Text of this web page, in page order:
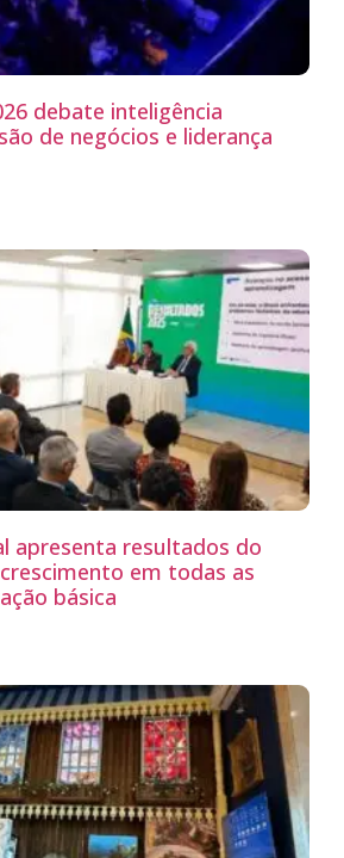
debate inteligência
de negócios e liderança
apresenta resultados do
em todas as
básica